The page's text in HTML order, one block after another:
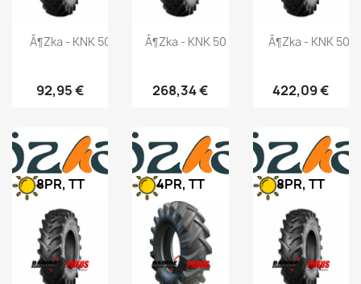
Ã¶zka - KNK 50 - 6.50-16 97A6
92,95 €
Ã¶zka - KNK 50 - 9.50-20 106A6
268,34 €
Ã¶zka - KNK 50 -
422,09 €
8PR, TT 4PR, TT 8PR, TT